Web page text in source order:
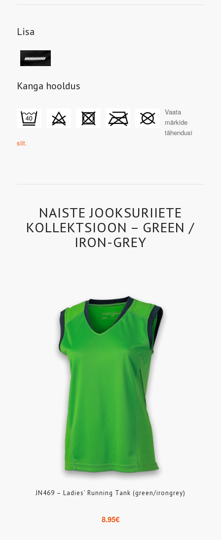
Lisa
Kanga hooldus
Vaata
märkide
tähendusi
siit.
NAISTE JOOKSURIIETE
KOLLEKTSIOON – GREEN /
IRON-GREY
JN469 – Ladies’ Running Tank (green/irongrey)
8.95€